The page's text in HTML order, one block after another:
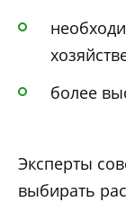
более
Эксперты
выбирать